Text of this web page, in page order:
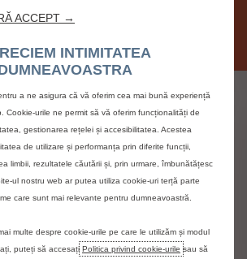
fac să te simți ca acasă.
electrice de la
Citroën
ACCEPT →
INTIMITATEA
a ne asigura că vă oferim cea mai bună experiență
Cookie-urile ne permit să vă oferim funcționalități de
gestionarea rețelei și accesibilitatea. Acestea
de utilizare și performanța prin diferite funcții,
limbii, rezultatele căutării și, prin urmare, îmbunătățesc
ul nostru web ar putea utiliza cookie-uri terță parte
care sunt mai relevante pentru dumneavoastră.
multe despre cookie-urile pe care le utilizăm și modul
puteți să accesați Politica privind cookie-urile sau să